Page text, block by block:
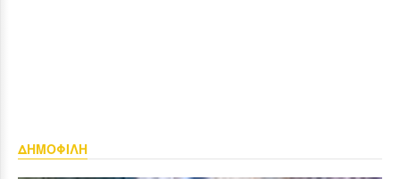
ΔΗΜΟΦΙΛΗ